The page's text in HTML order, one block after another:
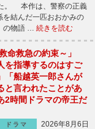
。 本作は、警察の正義
を結んだ一匹おおかみの
の物語 … 続きを読む
命救急の約束～」
を指導するのはすご
「船越英一郎さんが
と言われたことがあ
2時間ドラマの帝王だ
ドラマ
2026年8月6日